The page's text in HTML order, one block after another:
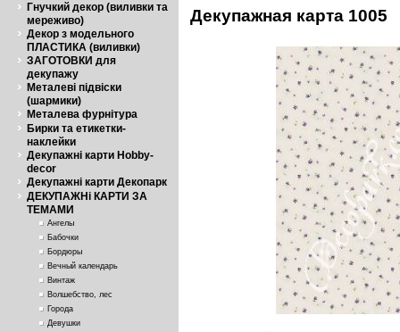
Гнучкий декор (виливки та
мереживо)
Декор з модельного
ПЛАСТИКА (виливки)
ЗАГОТОВКИ для
декупажу
Металеві підвіски
(шармики)
Металева фурнітура
Бирки та етикетки-
наклейки
Декупажні карти Hobby-
decor
Декупажні карти Декопарк
ДЕКУПАЖНі КАРТИ ЗА
ТЕМАМИ
Ангелы
Бабочки
Бордюры
Вечный календарь
Винтаж
Волшебство, лес
Города
Девушки
Декупажная карта 1005